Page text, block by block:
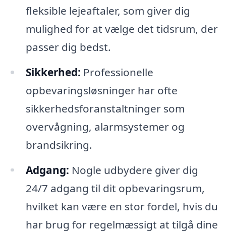
fleksible lejeaftaler, som giver dig
mulighed for at vælge det tidsrum, der
passer dig bedst.
Sikkerhed: Professionelle
opbevaringsløsninger har ofte
sikkerhedsforanstaltninger som
overvågning, alarmsystemer og
brandsikring.
Adgang: Nogle udbydere giver dig
24/7 adgang til dit opbevaringsrum,
hvilket kan være en stor fordel, hvis du
har brug for regelmæssigt at tilgå dine